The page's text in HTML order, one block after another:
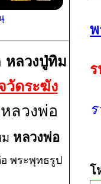
หลวงปู่ทิม
วัดระฆัง
หลวงพ่อ
หลวงพ่อ
พระพุทธรูป
โ